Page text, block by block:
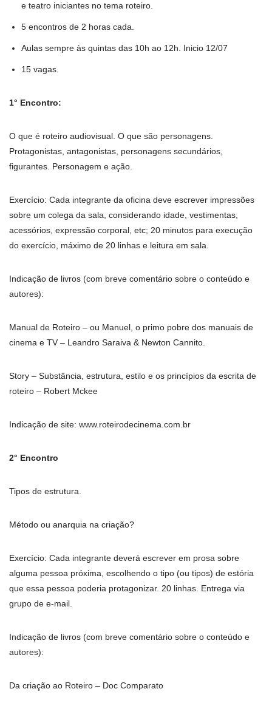
e teatro iniciantes no tema roteiro.
5 encontros de 2 horas cada.
Aulas sempre às quintas das 10h ao 12h. Inicio 12/07
15 vagas.
1° Encontro:
O que é roteiro audiovisual. O que são personagens.
Protagonistas, antagonistas, personagens secundários,
figurantes. Personagem e ação.
Exercício: Cada integrante da oficina deve escrever impressões
sobre um colega da sala, considerando idade, vestimentas,
acessórios, expressão corporal, etc; 20 minutos para execução
do exercício, máximo de 20 linhas e leitura em sala.
Indicação de livros (com breve comentário sobre o conteúdo e
autores):
Manual de Roteiro – ou Manuel, o primo pobre dos manuais de
cinema e TV – Leandro Saraiva & Newton Cannito.
Story – Substância, estrutura, estilo e os princípios da escrita de
roteiro – Robert Mckee
Indicação de site: www.roteirodecinema.com.br
2° Encontro
Tipos de estrutura.
Método ou anarquia na criação?
Exercício: Cada integrante deverá escrever em prosa sobre
alguma pessoa próxima, escolhendo o tipo (ou tipos) de estória
que essa pessoa poderia protagonizar. 20 linhas. Entrega via
grupo de e-mail.
Indicação de livros (com breve comentário sobre o conteúdo e
autores):
Da criação ao Roteiro – Doc Comparato